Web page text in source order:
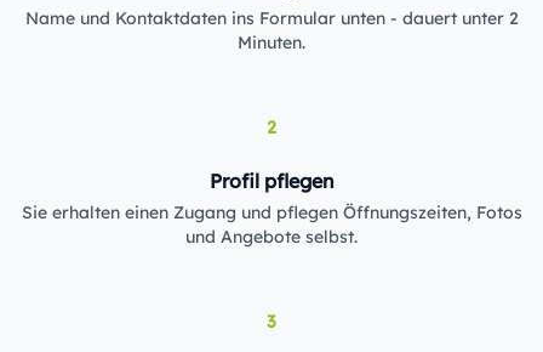
Name und Kontaktdaten ins Formular unten - dauert unter 2
Minuten.
2
Profil pflegen
Sie erhalten einen Zugang und pflegen Öffnungszeiten, Fotos
und Angebote selbst.
3